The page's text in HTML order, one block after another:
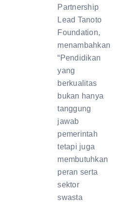
Partnership
Lead Tanoto
Foundation,
menambahkan
“Pendidikan
yang
berkualitas
bukan hanya
tanggung
jawab
pemerintah
tetapi juga
membutuhkan
peran serta
sektor
swasta